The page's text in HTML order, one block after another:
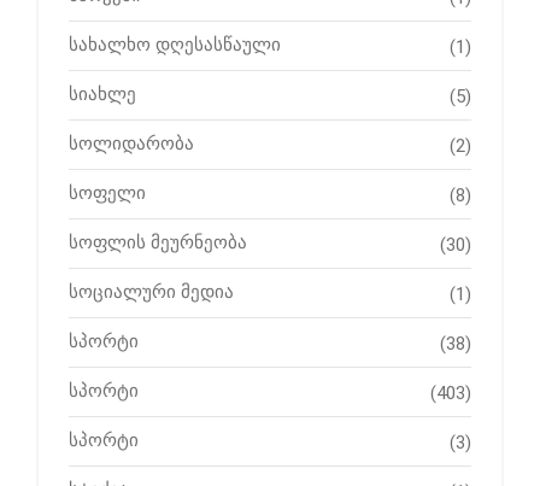
სახალხო დღესასწაული (1)
სიახლე (5)
სოლიდარობა (2)
სოფელი (8)
სოფლის მეურნეობა (30)
სოციალური მედია (1)
სპორტი (38)
სპორტი (403)
სპორტი (3)